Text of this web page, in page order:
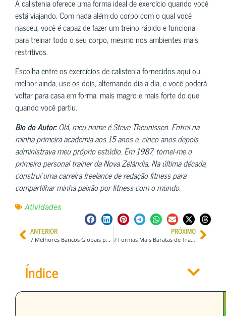
A calistenia oferece uma forma ideal de exercício quando você
está viajando. Com nada além do corpo com o qual você
nasceu, você é capaz de fazer um treino rápido e funcional
para treinar todo o seu corpo, mesmo nos ambientes mais
restritivos.
Escolha entre os exercícios de calistenia fornecidos aqui ou,
melhor ainda, use os dois, alternando dia a dia, e você poderá
voltar para casa em forma. mais magro e mais forte do que
quando você partiu.
Bio do Autor:Olá, meu nome é Steve Theunissen. Entrei na
minha primeira academia aos 15 anos e, cinco anos depois,
administrava meu próprio estúdio. Em 1987, tornei-me o
primeiro personal trainer da Nova Zelândia. Na última década,
construí uma carreira freelance de redação fitness para
compartilhar minha paixão por fitness com o mundo.
Atividades
ANTERIOR
7 Melhores Bancos Globais para Receber em Diferentes Moedas
PRÓXIMO
7 Formas Mais Baratas de Transferir ou Receber Dinheiro do Japão
Índice